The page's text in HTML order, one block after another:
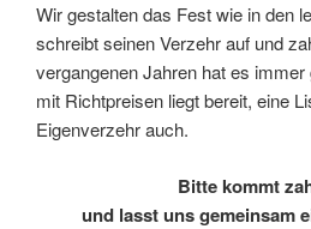
Wir gestalten das Fest wie in den
schreibt seinen Verzehr auf und
vergangenen Jahren hat es
mit Richtpreisen liegt bereit, eine
Eigenverzehr auch.
Bitte kommt
und lasst uns gemeinsam